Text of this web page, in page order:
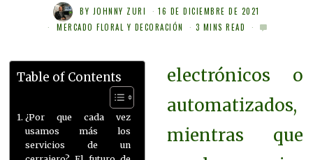
BY JOHNNY ZURI
16 DE DICIEMBRE DE 2021
MERCADO FLORAL Y DECORACIÓN
3 MINS READ
Table of Contents
¿Por que cada vez
usamos más los
servicios de un
electrónicos o
automatizados,
mientras que